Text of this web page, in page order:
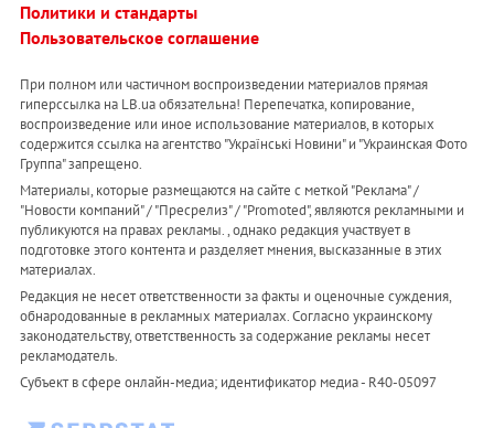
Политики и стандарты
Пользовательское соглашение
При полном или частичном воспроизведении материалов прямая
гиперссылка на LB.ua обязательна! Перепечатка, копирование,
воспроизведение или иное использование материалов, в которых
содержится ссылка на агентство "Українськi Новини" и "Украинская Фото
Группа" запрещено.
Материалы, которые размещаются на сайте с меткой "Реклама" /
"Новости компаний" / "Пресрелиз" / "Promoted", являются рекламными и
публикуются на правах рекламы. , однако редакция участвует в
подготовке этого контента и разделяет мнения, высказанные в этих
материалах.
Редакция не несет ответственности за факты и оценочные суждения,
обнародованные в рекламных материалах. Согласно украинскому
законодательству, ответственность за содержание рекламы несет
рекламодатель.
Субъект в сфере онлайн-медиа; идентификатор медиа - R40-05097